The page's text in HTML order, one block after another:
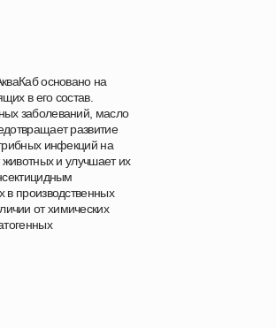
основано на
в его состав.
заболеваний, масло
развитие
инфекций на
и улучшает их
в производственных
от химических